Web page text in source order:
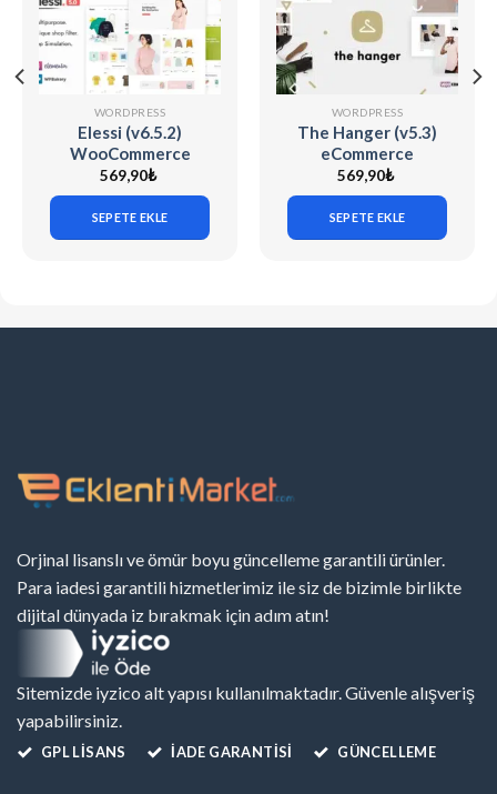
WORDPRESS
Elessi (v6.5.2)
WooCommerce
AJAX WP Theme
569,90₺
SEPETE EKLE
WORDPRESS
The Hanger (v5.3)
eCommerce
WordPress Theme
for WooCommerce
569,90₺
SEPETE EKLE
Orjinal lisanslı ve ömür boyu güncelleme garantili ürünler.
Para iadesi garantili hizmetlerimiz ile siz de bizimle birlikte
dijital dünyada iz bırakmak için adım atın!
Sitemizde iyzico alt yapısı kullanılmaktadır. Güvenle alışveriş
yapabilirsiniz.
GPL LISANS İADE GARANTİSİ GÜNCELLEME